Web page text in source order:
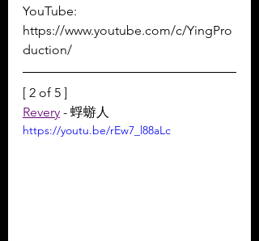
YouTube:
https://www.youtube.com/c/YingPro
duction/
[ 2 of 5 ]
Revery - 蜉蝣人
https://youtu.be/rEw7_l88aLc